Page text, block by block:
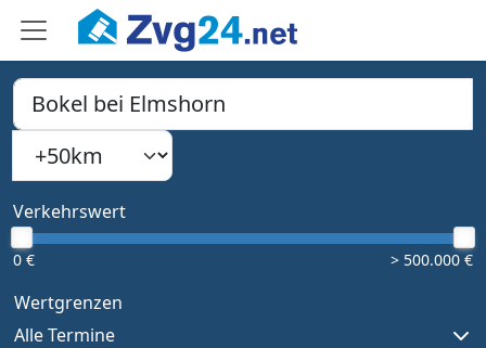
PLZ, Ort oder Bundesland
Type 1 or more characters for results.
Suchradius
Verkehrswert
0 € > 500.000 €
Wertgrenzen
Alle Termine